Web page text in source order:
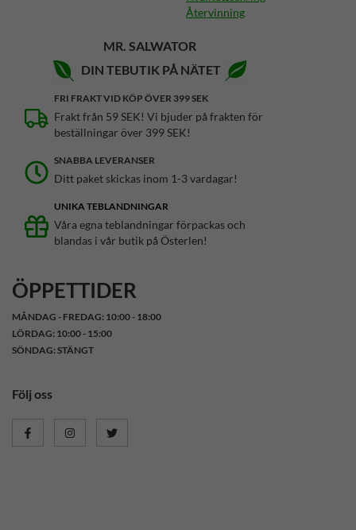
Återvinning
MR. SALWATOR
DIN TEBUTIK PÅ NÄTET
FRI FRAKT VID KÖP ÖVER 399 SEK
Frakt från 59 SEK! Vi bjuder på frakten för
beställningar över 399 SEK!
SNABBA LEVERANSER
Ditt paket skickas inom 1-3 vardagar!
UNIKA TEBLANDNINGAR
Våra egna teblandningar förpackas och
blandas i vår butik på Österlen!
ÖPPETTIDER
MÅNDAG - FREDAG: 10:00 - 18:00
LÖRDAG: 10:00 - 15:00
SÖNDAG: STÄNGT
Följ oss